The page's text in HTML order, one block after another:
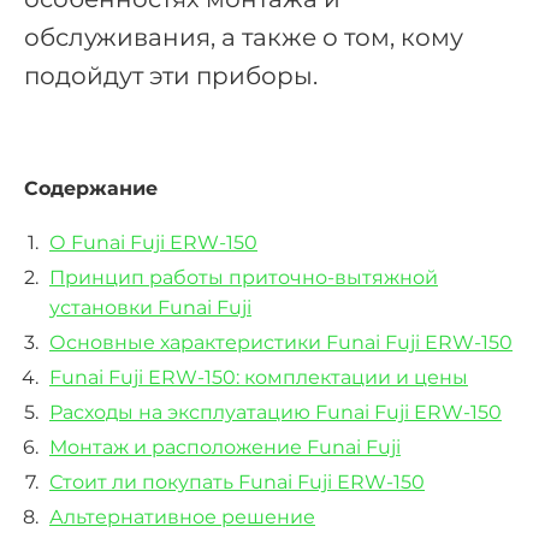
обслуживания, а также о том, кому
подойдут эти приборы.
Содержание
О Funai Fuji ERW-150
Принцип работы приточно-вытяжной
установки Funai Fuji
Основные характеристики Funai Fuji ERW-150
Funai Fuji ERW-150: комплектации и цены
Расходы на эксплуатацию Funai Fuji ERW-150
Монтаж и расположение Funai Fuji
Стоит ли покупать Funai Fuji ERW-150
Альтернативное решение